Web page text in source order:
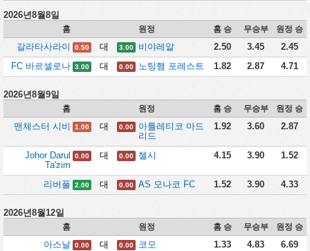
2026년8월8일
홈 원정 홈 승 무승부 원정 승
갈라타사라이 0.50 대 3.00 비야레알 2.50 3.45
2.45
FC 바르셀로나 3.00 대 0.00 노팅햄 포레스트 1.82 2.87 4.71
2026년8월9일
홈 원정 홈 승 무승부 원정 승
맨체스터 시비 1.00 대 0.00
아틀레티코 마드
리드
1.92 3.60 2.87
Johor Darul
Ta'zim
0.00 대 0.00 첼시 4.15 3.90 1.52
리버풀 2.00 대 0.00 AS 모나코 FC 1.52 3.90 4.33
2026년8월12일
홈 원정 홈 승 무승부 원정 승
아스날 0.00 대 0.00 코모 1.33 4.83
6.69